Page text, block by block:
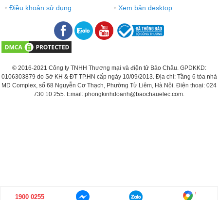
● Điều khoản sử dụng ● Xem bản desktop
© 2016-2021 Công ty TNHH Thương mại và điện tử Bảo Châu. GPDKKD:
0106303879 do Sở KH & ĐT TP.HN cấp ngày 10/09/2013. Địa chỉ: Tầng 6 tòa nhà
MD Complex, số 68 Nguyễn Cơ Thạch, Phường Từ Liêm, Hà Nội. Điện thoại: 024
730 10 255. Email: phongkinhdoanh@baochauelec.com.
1900 0255